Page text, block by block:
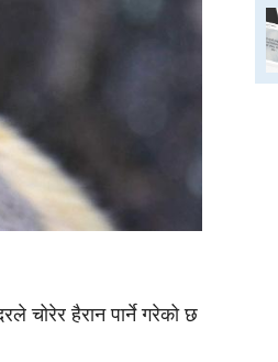
चोरेर हैरान पार्ने गरेको छ